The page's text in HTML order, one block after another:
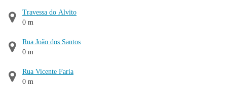
Travessa do Alvito
0 m
Rua João dos Santos
0 m
Rua Vicente Faria
0 m